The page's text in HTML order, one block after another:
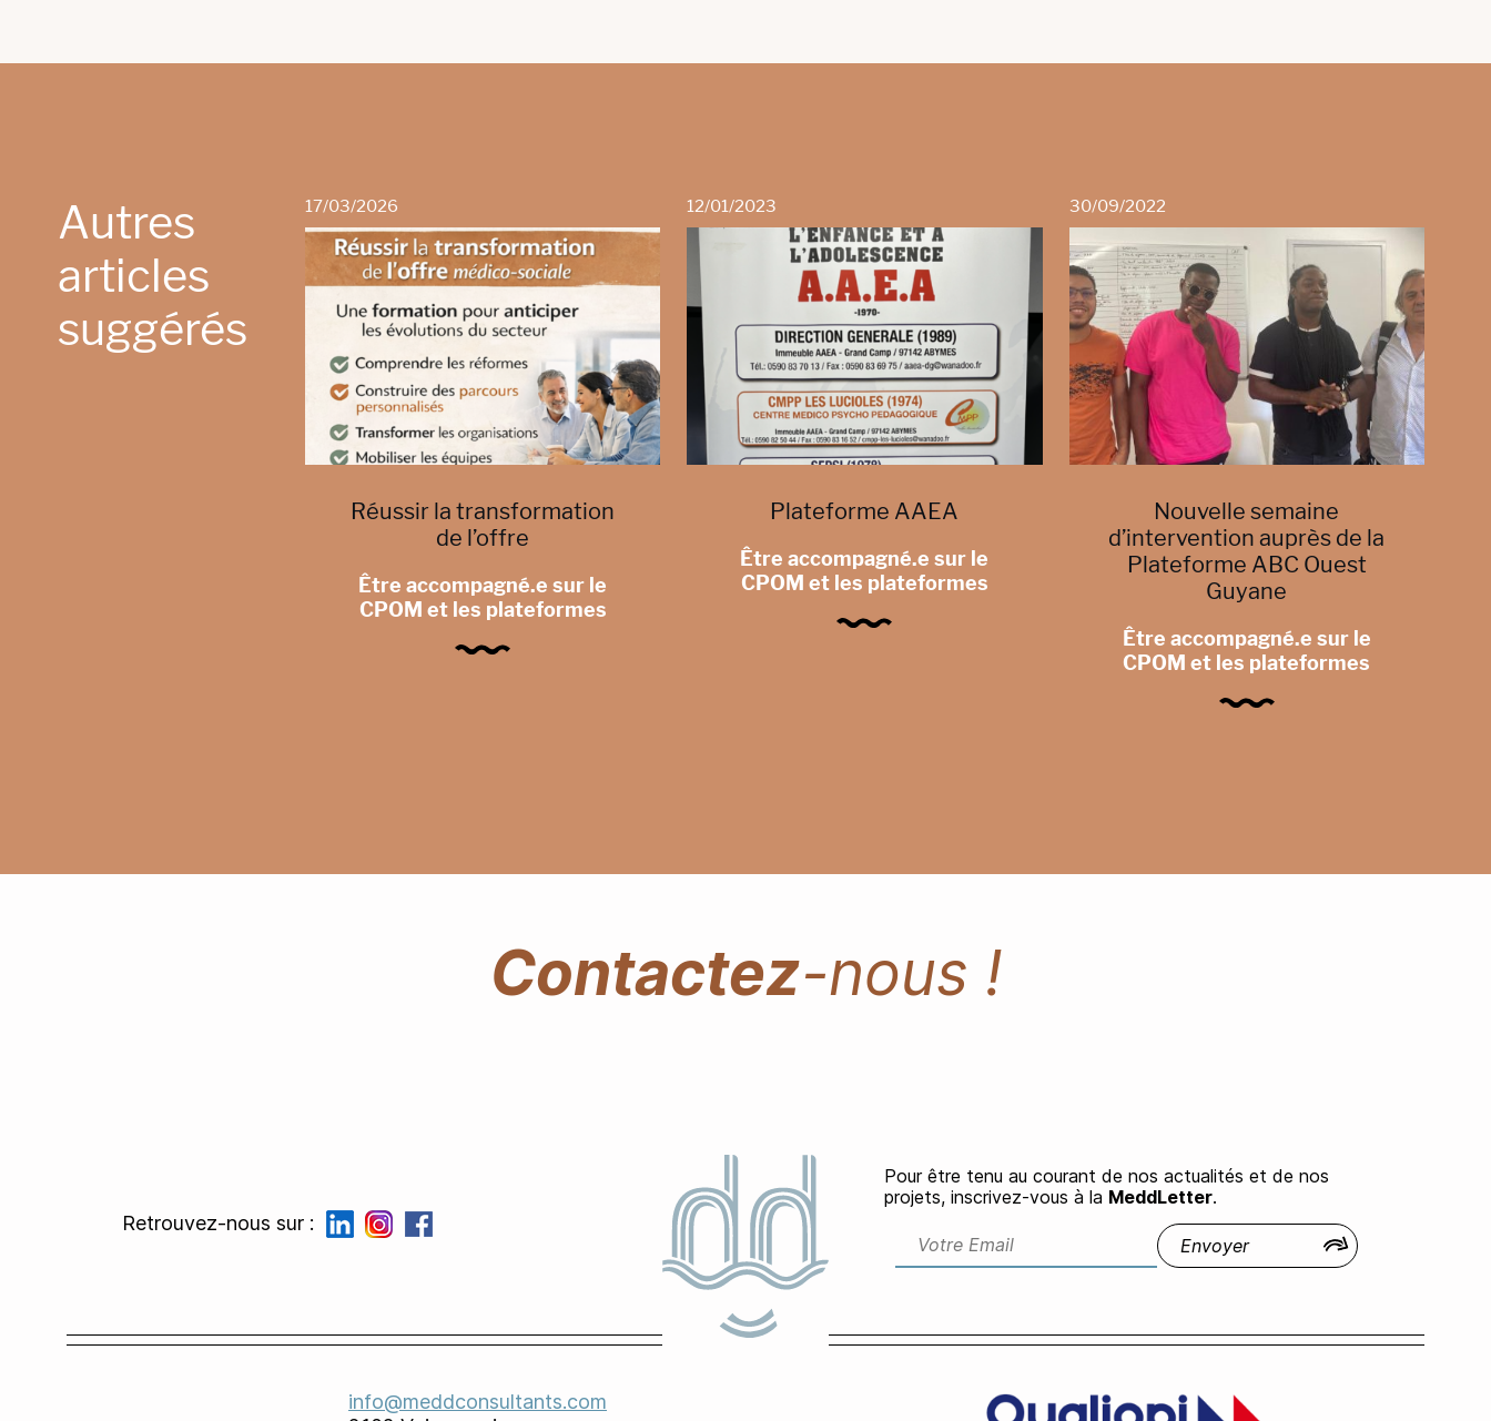
Autres
articles
suggérés
17/03/2026
Réussir la transformation
de l’offre
Être accompagné.e sur le
CPOM et les plateformes
12/01/2023
Plateforme AAEA
Être accompagné.e sur le
CPOM et les plateformes
30/09/2022
Nouvelle semaine
d’intervention auprès de la
Plateforme ABC Ouest
Guyane
Être accompagné.e sur le
CPOM et les plateformes
Contactez-nous !
Retrouvez-nous sur :
Pour être tenu au courant de nos actualités et de nos
projets, inscrivez-vous à la MeddLetter.
info@meddconsultants.com